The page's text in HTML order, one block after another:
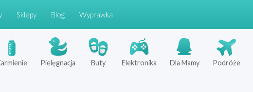
Sklepy Blog Wyprawka
Pielęgnacja Buty Elektronika Dla Mamy Podróże